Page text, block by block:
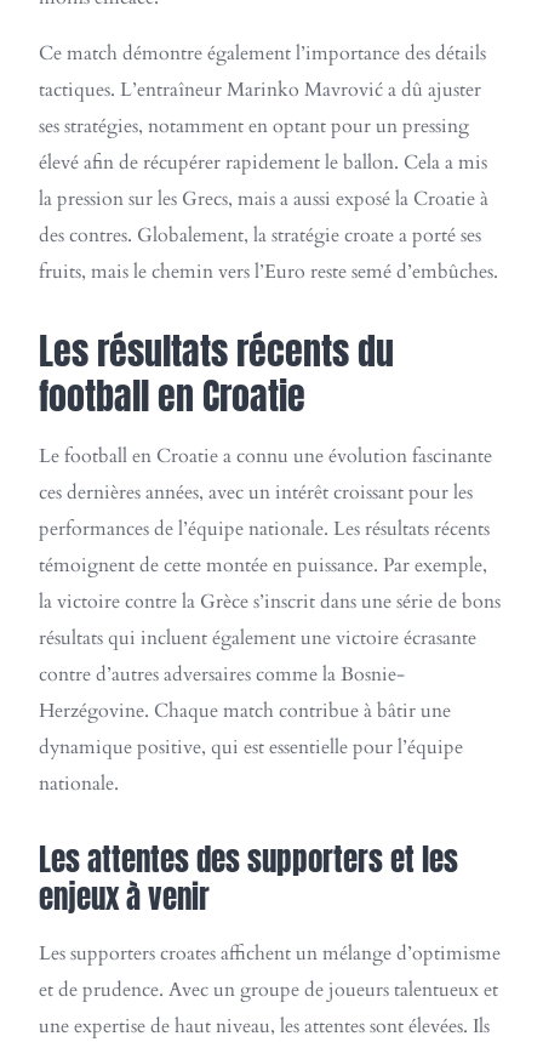
Ce match démontre également l’importance des détails
tactiques. L’entraîneur Marinko Mavrović a dû ajuster
ses stratégies, notamment en optant pour un pressing
élevé afin de récupérer rapidement le ballon. Cela a mis
la pression sur les Grecs, mais a aussi exposé la Croatie à
des contres. Globalement, la stratégie croate a porté ses
fruits, mais le chemin vers l’Euro reste semé d’embûches.
Les résultats récents du
football en Croatie
Le football en Croatie a connu une évolution fascinante
ces dernières années, avec un intérêt croissant pour les
performances de l’équipe nationale. Les résultats récents
témoignent de cette montée en puissance. Par exemple,
la victoire contre la Grèce s’inscrit dans une série de bons
résultats qui incluent également une victoire écrasante
contre d’autres adversaires comme la Bosnie-
Herzégovine. Chaque match contribue à bâtir une
dynamique positive, qui est essentielle pour l’équipe
nationale.
Les attentes des supporters et les
enjeux à venir
Les supporters croates affichent un mélange d’optimisme
et de prudence. Avec un groupe de joueurs talentueux et
une expertise de haut niveau, les attentes sont élevées. Ils